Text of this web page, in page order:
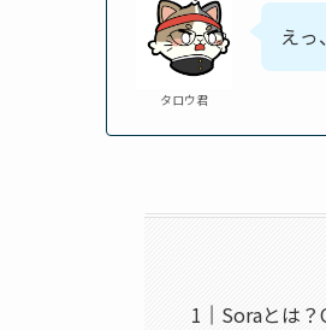
タロウ君
えっ
Soraとは